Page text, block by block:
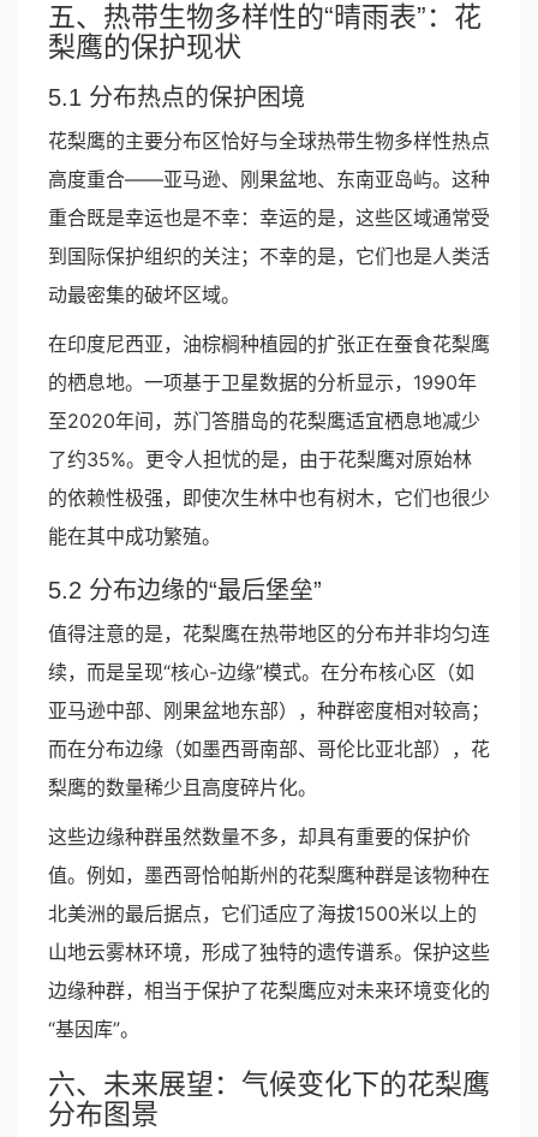
五、热带生物多样性的“晴雨表”：花
梨鹰的保护现状
5.1 分布热点的保护困境
花梨鹰的主要分布区恰好与全球热带生物多样性热点
高度重合——亚马逊、刚果盆地、东南亚岛屿。这种
重合既是幸运也是不幸：幸运的是，这些区域通常受
到国际保护组织的关注；不幸的是，它们也是人类活
动最密集的破坏区域。
在印度尼西亚，油棕榈种植园的扩张正在蚕食花梨鹰
的栖息地。一项基于卫星数据的分析显示，1990年
至2020年间，苏门答腊岛的花梨鹰适宜栖息地减少
了约35%。更令人担忧的是，由于花梨鹰对原始林
的依赖性极强，即使次生林中也有树木，它们也很少
能在其中成功繁殖。
5.2 分布边缘的“最后堡垒”
值得注意的是，花梨鹰在热带地区的分布并非均匀连
续，而是呈现“核心-边缘”模式。在分布核心区（如
亚马逊中部、刚果盆地东部），种群密度相对较高；
而在分布边缘（如墨西哥南部、哥伦比亚北部），花
梨鹰的数量稀少且高度碎片化。
这些边缘种群虽然数量不多，却具有重要的保护价
值。例如，墨西哥恰帕斯州的花梨鹰种群是该物种在
北美洲的最后据点，它们适应了海拔1500米以上的
山地云雾林环境，形成了独特的遗传谱系。保护这些
边缘种群，相当于保护了花梨鹰应对未来环境变化的
“基因库”。
六、未来展望：气候变化下的花梨鹰
分布图景